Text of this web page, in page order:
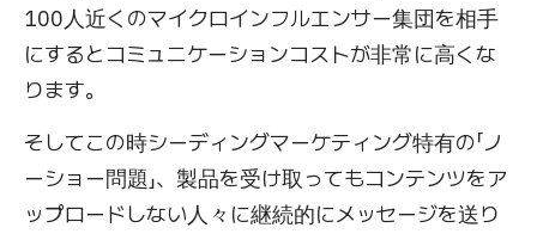
100人近くのマイクロインフルエンサー集団を相手
にするとコミュニケーションコストが非常に高くな
ります。
そしてこの時シーディングマーケティング特有の「ノ
ーショー問題」、製品を受け取ってもコンテンツをア
ップロードしない人々に継続的にメッセージを送り